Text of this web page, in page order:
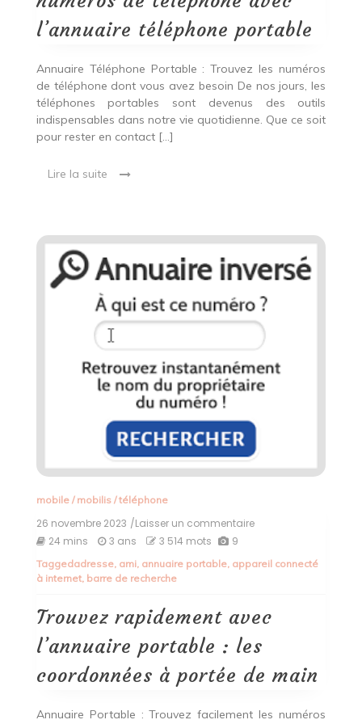
portable
l’annuaire téléphone portable
Annuaire Téléphone Portable : Trouvez les numéros
de téléphone dont vous avez besoin De nos jours, les
téléphones portables sont devenus des outils
indispensables dans notre vie quotidienne. Que ce soit
pour rester en contact […]
Lire la suite
mobile/ mobilis/téléphone
26 novembre 2023 /Laisser un commentaireon
avec
les
à
portée
de
24 mins 3 ans 3 514 mots 9
Taggedadresse, ami, annuaire portable, appareil connecté
à internet, barre de recherche
Trouvez rapidement avec
l’annuaire portable : les
coordonnées à portée de main
Annuaire Portable : Trouvez facilement les numéros